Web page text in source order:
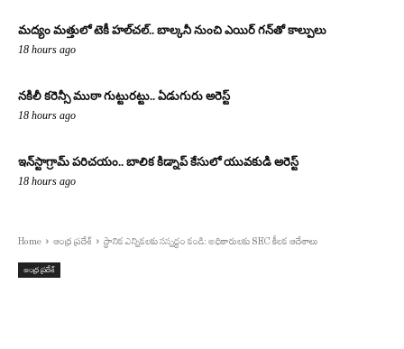
మద్యం మత్తులో టెకీ హల్‌చల్.. బాల్కనీ నుంచి ఎయిర్ గన్‌తో కాల్పులు
18 hours ago
నకిలీ కరెన్సీ ముఠా గుట్టురట్టు.. ఏడుగురు అరెస్ట్
18 hours ago
ఇన్‌స్టాగ్రామ్ పరిచయం.. బాలిక కిడ్నాప్ కేసులో యువకుడి అరెస్ట్
18 hours ago